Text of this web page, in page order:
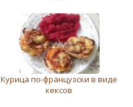
Курица по-французски в виде
кексов